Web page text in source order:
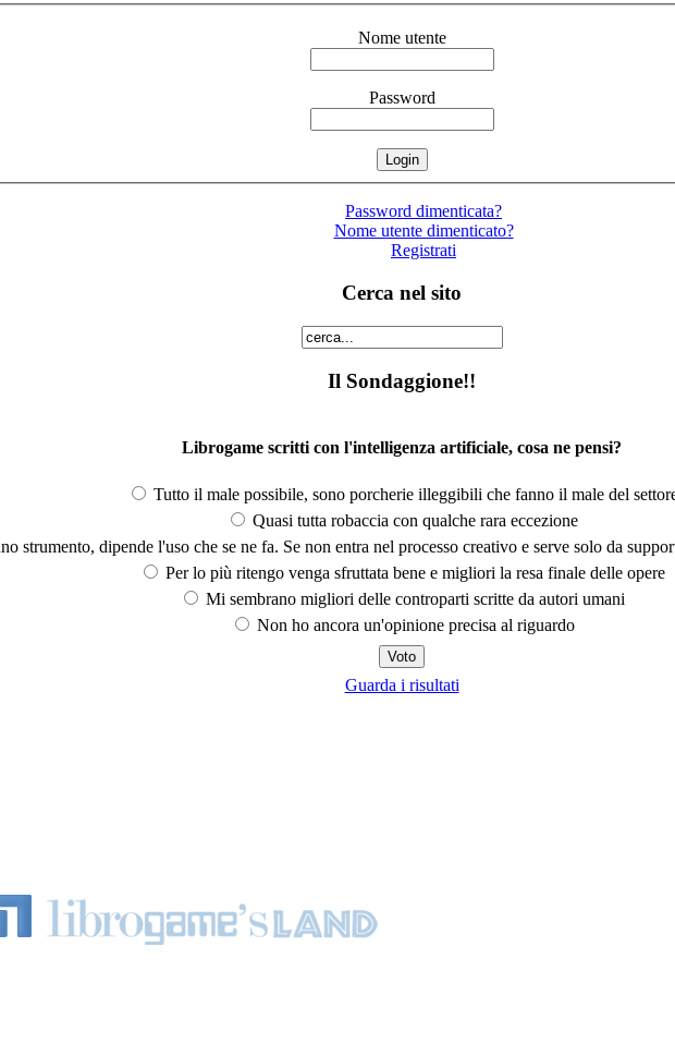
Nome utente
Password
Password dimenticata?
Nome utente dimenticato?
Registrati
Cerca nel sito
Il Sondaggione!!
Librogame scritti con l'intelligenza artificiale, cosa ne pensi?
Tutto il male possibile, sono porcherie illeggibili che fanno il male del
Quasi tutta robaccia con qualche rara eccezione
strumento, dipende l'uso che se ne fa. Se non entra nel processo creativo e serve solo da
Per lo più ritengo venga sfruttata bene e migliori la resa finale delle opere
Mi sembrano migliori delle controparti scritte da autori umani
Non ho ancora un'opinione precisa al riguardo
Guarda i risultati